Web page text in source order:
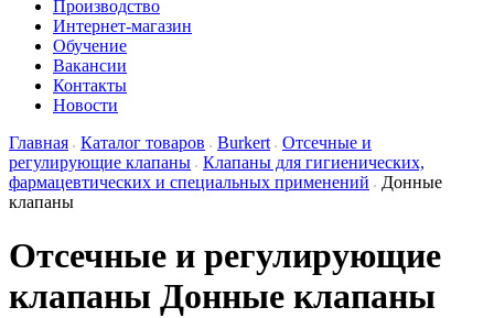
Производство
Интернет-магазин
Обучение
Вакансии
Контакты
Новости
Главная
Каталог товаров Burkert
Отсечные и
регулирующие клапаны
Клапаны для гигиенических,
фармацевтических и специальных применений
Донные
клапаны
Отсечные и регулирующие
клапаны Донные клапаны